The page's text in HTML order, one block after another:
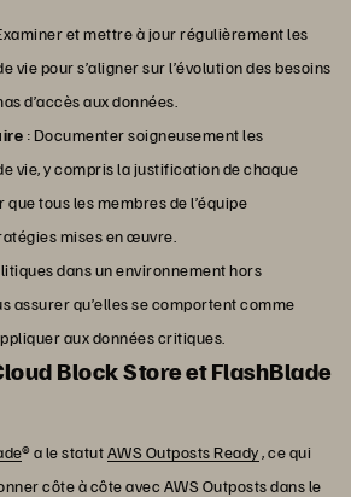
et mettre à jour régulièrement les
vie pour s’aligner sur l’évolution des besoins
d’accès aux données.
: Documenter soigneusement les
vie, y compris la justification de chaque
que tous les membres de l’équipe
mises en œuvre.
dans un environnement hors
assurer qu’elles se comportent comme
aux données critiques.
Block Store et FlashBlade
® a le statutAWS Outposts Ready, ce qui
côte à côte avec AWS Outposts dans le